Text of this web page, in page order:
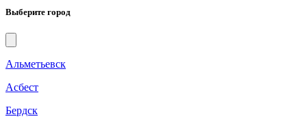
Выберите город
Альметьевск
Асбест
Бердск